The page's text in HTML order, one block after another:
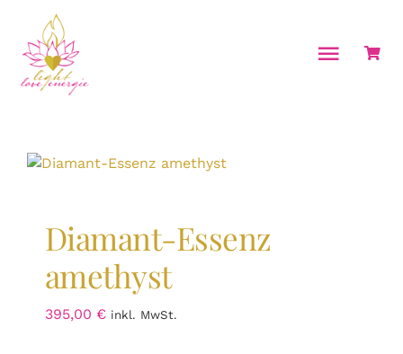
springen
Toggle
Über mich
Seminare
Ausbildungen
Kalender
Diamant-Essenz
amethyst
395,00 € inkl. MwSt.